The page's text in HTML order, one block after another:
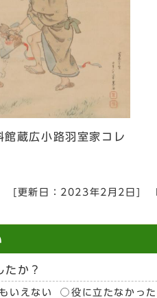
蔵広小路羽室家コレ
[更新日： 2023年2月2日
たか？
いえない 役に立たなかった